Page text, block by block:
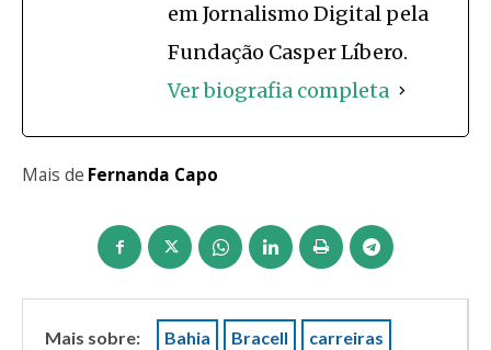
em Jornalismo Digital pela
Fundação Casper Líbero.
Ver biografia completa
Mais de Fernanda Capo
Mais sobre: Bahia Bracell carreiras